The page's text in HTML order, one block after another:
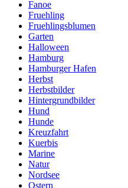
Fanoe
Fruehling
Fruehlingsblumen
Garten
Halloween
Hamburg
Hamburger Hafen
Herbst
Herbstbilder
Hintergrundbilder
Hund
Hunde
Kreuzfahrt
Kuerbis
Marine
Natur
Nordsee
Ostern